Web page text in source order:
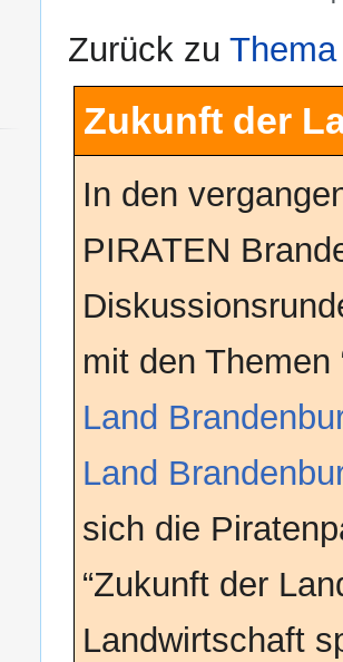
Navigation
springen
Suche
springen
Zurück zu
Zukunft der
In den
PIRATEN
mit den Themen
Land
Land
sich die
“Zukunft der
Landwirtschaft